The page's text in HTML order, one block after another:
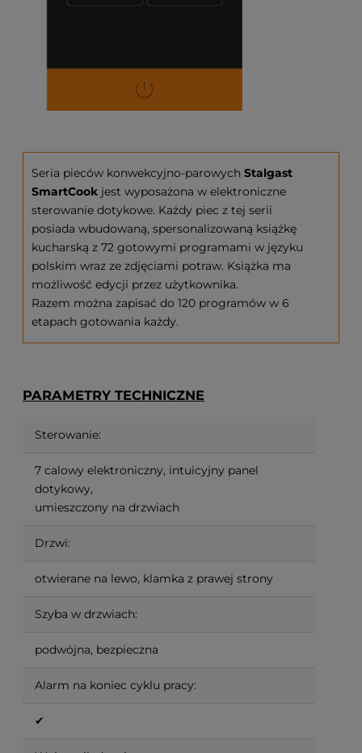
Seria pieców konwekcyjno-parowych Stalgast
SmartCook jest wyposażona w elektroniczne
sterowanie dotykowe. Każdy piec z tej serii
posiada wbudowaną, spersonalizowaną książkę
kucharską z 72 gotowymi programami w języku
polskim wraz ze zdjęciami potraw. Książka ma
możliwość edycji przez użytkownika.
Razem można zapisać do 120 programów w 6
etapach gotowania każdy.
PARAMETRY TECHNICZNE
Sterowanie:
7 calowy elektroniczny, intuicyjny panel
dotykowy,
umieszczony na drzwiach
Drzwi:
otwierane na lewo, klamka z prawej strony
Szyba w drzwiach:
podwójna, bezpieczna
Alarm na koniec cyklu pracy:
✔